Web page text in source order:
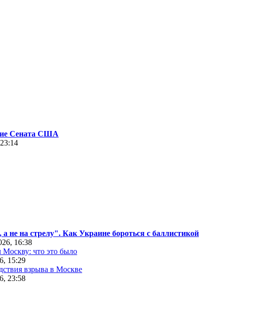
Сената США
не на стрелу". Как Украине бороться с баллистикой
16:38
Москву: что это было
15:29
взрыва в Москве
23:58